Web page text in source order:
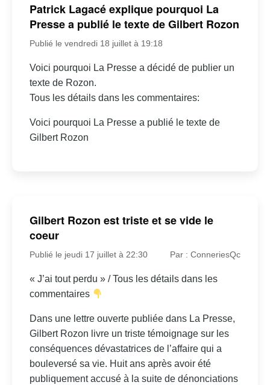
Patrick Lagacé explique pourquoi La
Presse a publié le texte de Gilbert Rozon
Publié le vendredi 18 juillet à 19:18
Voici pourquoi La Presse a décidé de publier un
texte de Rozon.
Tous les détails dans les commentaires:
Voici pourquoi La Presse a publié le texte de
Gilbert Rozon
Gilbert Rozon est triste et se vide le
coeur
Publié le jeudi 17 juillet à 22:30 Par : ConneriesQc
« J’ai tout perdu » / Tous les détails dans les
commentaires
Dans une lettre ouverte publiée dans La Presse,
Gilbert Rozon livre un triste témoignage sur les
conséquences dévastatrices de l’affaire qui a
bouleversé sa vie. Huit ans après avoir été
publiquement accusé à la suite de dénonciations